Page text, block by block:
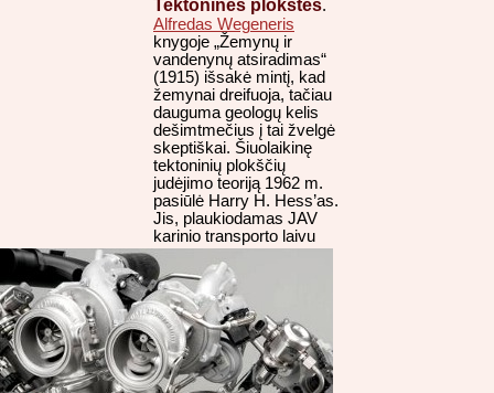
Tektoninės plokštės.
Alfredas Wegeneris
knygoje „Žemynų ir
vandenynų atsiradimas“
(1915) išsakė mintį, kad
žemynai dreifuoja, tačiau
dauguma geologų kelis
dešimtmečius į tai žvelgė
skeptiškai. Šiuolaikinę
tektoninių plokščių
judėjimo teoriją 1962 m.
pasiūlė Harry H. Hess’as.
Jis, plaukiodamas JAV
karinio transporto laivu